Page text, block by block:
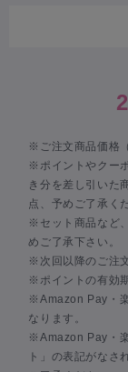
※ご注文商品価格
※ポイントやクー
き分を差し引いた
点、予めご了承く
※セット商品など
めご了承下さい。
※次回以降のご注
※ポイントの有効
※Amazon Pay・
なります。
※Amazon Pay・
ト」の表記がなさ